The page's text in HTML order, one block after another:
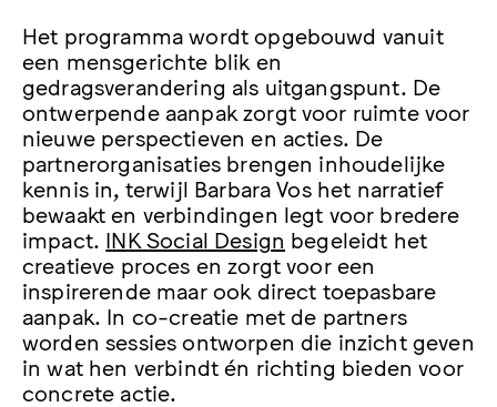
Het programma wordt opgebouwd vanuit
een mensgerichte blik en
gedragsverandering als uitgangspunt. De
ontwerpende aanpak zorgt voor ruimte voor
nieuwe perspectieven en acties. De
partnerorganisaties brengen inhoudelijke
kennis in, terwijl Barbara Vos het narratief
bewaakt en verbindingen legt voor bredere
impact. INK Social Design begeleidt het
creatieve proces en zorgt voor een
inspirerende maar ook direct toepasbare
aanpak. In co-creatie met de partners
worden sessies ontworpen die inzicht geven
in wat hen verbindt én richting bieden voor
concrete actie.